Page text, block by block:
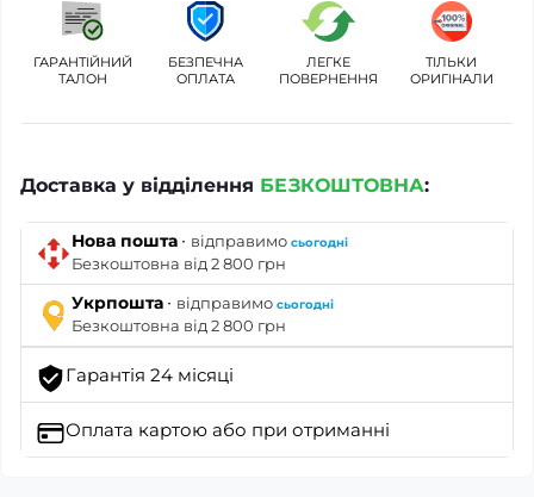
ГАРАНТІЙНИЙ
ТАЛОН
БЕЗПЕЧНА
ОПЛАТА
ЛЕГКЕ
ПОВЕРНЕННЯ
ТІЛЬКИ
ОРИГІНАЛИ
Доставка у відділення БЕЗКОШТОВНА:
Нова пошта · відправимо сьогодні
Безкоштовна від 2 800 грн
Укрпошта · відправимо сьогодні
Безкоштовна від 2 800 грн
Гарантія 24 місяці
Оплата картою або при отриманні